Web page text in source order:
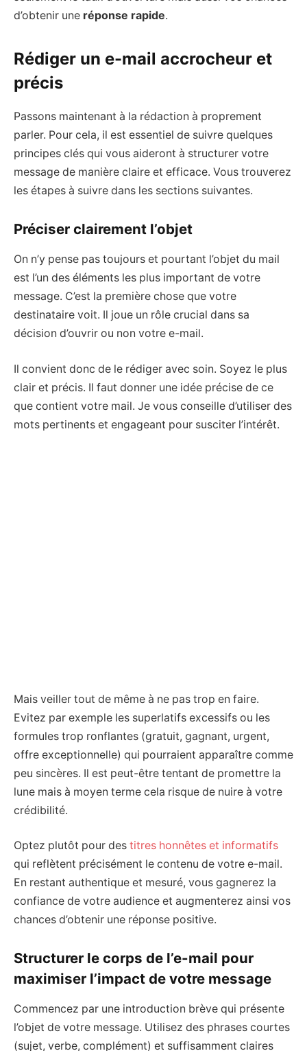
d’obtenir une réponse rapide.
Rédiger un e-mail accrocheur et
précis
Passons maintenant à la rédaction à proprement
parler. Pour cela, il est essentiel de suivre quelques
principes clés qui vous aideront à structurer votre
message de manière claire et efficace. Vous trouverez
les étapes à suivre dans les sections suivantes.
Préciser clairement l’objet
On n’y pense pas toujours et pourtant l’objet du mail
est l’un des éléments les plus important de votre
message. C’est la première chose que votre
destinataire voit. Il joue un rôle crucial dans sa
décision d’ouvrir ou non votre e-mail.
Il convient donc de le rédiger avec soin. Soyez le plus
clair et précis. Il faut donner une idée précise de ce
que contient votre mail. Je vous conseille d’utiliser des
mots pertinents et engageant pour susciter l’intérêt.
Mais veiller tout de même à ne pas trop en faire.
Evitez par exemple les superlatifs excessifs ou les
formules trop ronflantes (gratuit, gagnant, urgent,
offre exceptionnelle) qui pourraient apparaître comme
peu sincères. Il est peut-être tentant de promettre la
lune mais à moyen terme cela risque de nuire à votre
crédibilité.
Optez plutôt pour des titres honnêtes et informatifs
qui reflètent précisément le contenu de votre e-mail.
En restant authentique et mesuré, vous gagnerez la
confiance de votre audience et augmenterez ainsi vos
chances d’obtenir une réponse positive.
Structurer le corps de l’e-mail pour
maximiser l’impact de votre message
Commencez par une introduction brève qui présente
l’objet de votre message. Utilisez des phrases courtes
(sujet, verbe, complément) et suffisamment claires